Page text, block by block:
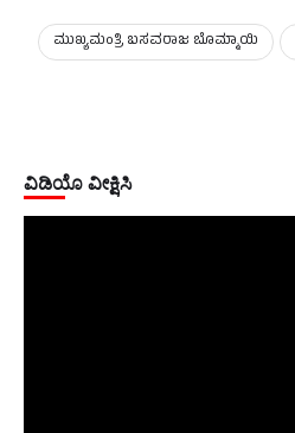
ಮುಖ್ಯಮಂತ್ರಿ ಬಸವರಾಜ ಬೊಮ್ಮಾಯಿ
ವಿಡಿಯೊ ವೀಕ್ಷಿಸಿ